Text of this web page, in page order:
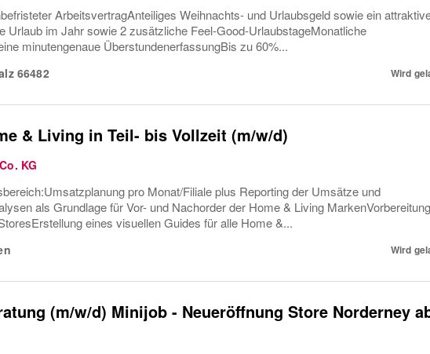
ArbeitsvertragAnteiliges Weihnachts- und Urlaubsgeld sowie ein
Urlaub im Jahr sowie 2 zusätzliche Feel-Good-UrlaubstageMonatliche
minutengenaue ÜberstundenerfassungBis zu 60%...
66482 Wird
& Living in Teil- bis Vollzeit (m/w/d)
KG
pro Monat/Filiale plus Reporting der Umsätze und
als Grundlage für Vor- und Nachorder der Home & Living
eines visuellen Guides für alle Home &...
Wird
(m/w/d) Minijob - Neueröffnung Store Norderney